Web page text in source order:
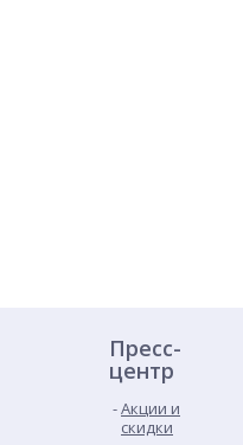
Пресс-
центр
Акции и
скидки